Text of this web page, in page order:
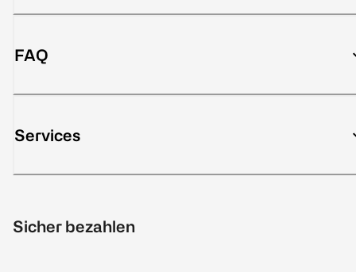
FAQ
Services
Sicher bezahlen